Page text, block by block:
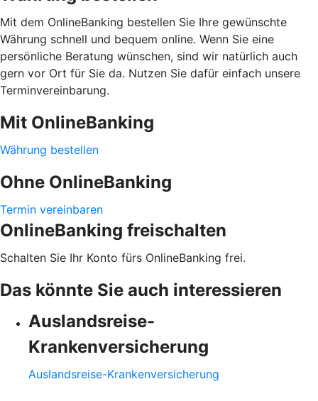
Mit dem OnlineBanking bestellen Sie Ihre gewünschte
Währung schnell und bequem online. Wenn Sie eine
persönliche Beratung wünschen, sind wir natürlich auch
gern vor Ort für Sie da. Nutzen Sie dafür einfach unsere
Terminvereinbarung.
Mit OnlineBanking
Währung bestellen
Ohne OnlineBanking
Termin vereinbaren
OnlineBanking freischalten
Schalten Sie Ihr Konto fürs OnlineBanking frei.
Das könnte Sie auch interessieren
Auslandsreise-
Krankenversicherung
Auslandsreise-Krankenversicherung